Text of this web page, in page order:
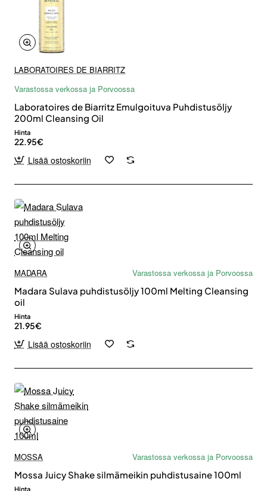
LABORATOIRES DE BIARRITZ
Varastossa verkossa ja Porvoossa
Laboratoires de Biarritz Emulgoituva Puhdistusöljy
200ml Cleansing Oil
Hinta
22.95€
Lisää ostoskoriin
MADARA
Varastossa verkossa ja Porvoossa
Madara Sulava puhdistusöljy 100ml Melting Cleansing
oil
Hinta
21.95€
Lisää ostoskoriin
MOSSA
Varastossa verkossa ja Porvoossa
Mossa Juicy Shake silmämeikin puhdistusaine 100ml
Hinta